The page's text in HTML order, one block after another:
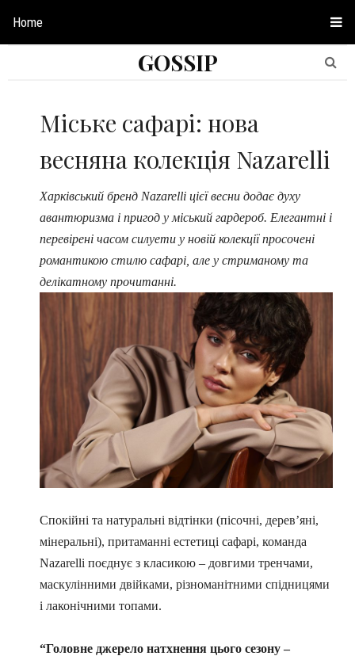
Home
GOSSIP
Міське сафарі: нова
весняна колекція Nazarelli
Харківський бренд Nazarelli цієї весни додає духу
авантюризма і пригод у міський гардероб. Елегантні і
перевірені часом силуети у новій колекції просочені
романтикою стилю сафарі, але у стриманому та
делікатному прочитанні.
Спокійні та натуральні відтінки (пісочні, дерев’яні,
мінеральні), притаманні естетиці сафарі, команда
Nazarelli поєднує з класикою – довгими тренчами,
маскулінними двійками, різноманітними спідницями
і лаконічними топами.
“Головне джерело натхнення цього сезону –